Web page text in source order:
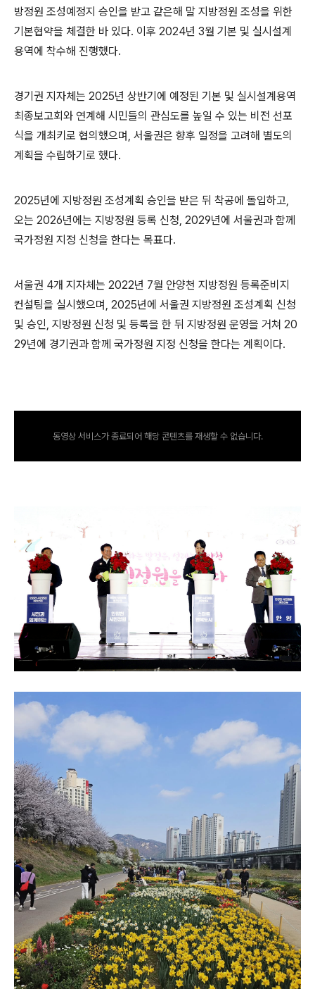
방정원 조성예정지 승인을 받고 같은해 말 지방정원 조성을 위한
기본협약을 체결한 바 있다. 이후 2024년 3월 기본 및 실시설계
용역에 착수해 진행했다.
경기권 지자체는 2025년 상반기에 예정된 기본 및 실시설계용역
최종보고회와 연계해 시민들의 관심도를 높일 수 있는 비전 선포
식을 개최키로 협의했으며, 서울권은 향후 일정을 고려해 별도의
계획을 수립하기로 했다.
2025년에 지방정원 조성계획 승인을 받은 뒤 착공에 돌입하고,
오는 2026년에는 지방정원 등록 신청, 2029년에 서울권과 함께
국가정원 지정 신청을 한다는 목표다.
서울권 4개 지자체는 2022년 7월 안양천 지방정원 등록준비지
컨설팅을 실시했으며, 2025년에 서울권 지방정원 조성계획 신청
및 승인, 지방정원 신청 및 등록을 한 뒤 지방정원 운영을 거쳐 20
29년에 경기권과 함께 국가정원 지정 신청을 한다는 계획이다.
동영상 서비스가 종료되어 해당 콘텐츠를 재생할 수 없습니다.